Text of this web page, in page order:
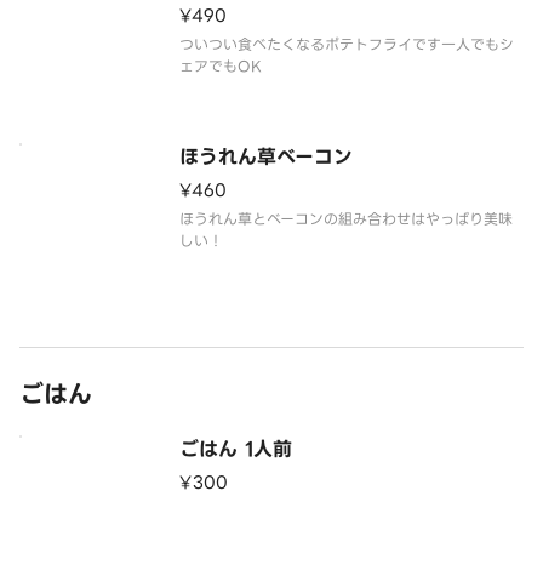
¥490
ついつい食べたくなるポテトフライです一人でもシ
ェアでもOK
ほうれん草ベーコン
¥460
ほうれん草とベーコンの組み合わせはやっぱり美味
しい！
ごはん
ごはん 1人前
¥300